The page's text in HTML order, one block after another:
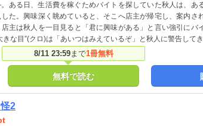
ある日、生活費を稼ぐためバイトを探していた秋人は、あ
た。興味深く眺めていると、そこへ店主が帰宅し、案内さ
主は秋人を一目見ると「君に興味がある」と言い強引にバ
きな目”(クロ)は「あいつはみえているぞ」と秋人に警告し
8/11 23:59まで1冊無料
無料で読む
2